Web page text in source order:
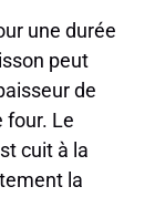
une durée
peut
de
four. Le
cuit à la
la